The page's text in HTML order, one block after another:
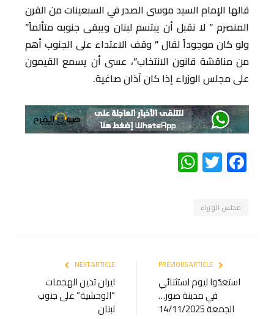
قالها الإمام السيد موسى الصدر في السبعينات من القرن
المنصرم ” لا نقبل أن يبتسم لبنان ويبقى جنوبه متألماً”
ولو كان موجوداً لقال ” وقف الاعتداء على الجنوب أهم
من مناقشة قانون الانتخاب”، عسى أن يسمع القيمون
على مجلس الوزراء إذا كان آذان صاغية.
Facebook
Twitter
WhatsApp
مجلس الوزراء
استعدّوا ليوم استثنائي
في مدينة صور…
الجمعة 14/11/2025
NEXT ARTICLE
ايران تدين الهجمات
“الوحشية” على جنوب
لبنان